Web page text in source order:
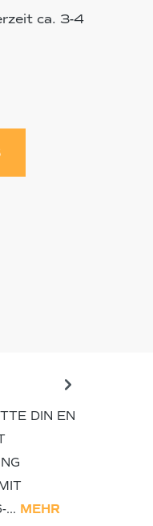
ca. 3-4
DIN EN
… MEHR